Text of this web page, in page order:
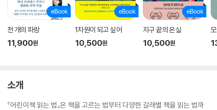
천 개의 파랑
11,900원
1차원이 되고 싶어
10,500원
지구 끝의 온실
10,500원
소개
『어린이책 읽는 법』은 책을 고르는 법부터 다양한 갈래별 책을 읽는 법까